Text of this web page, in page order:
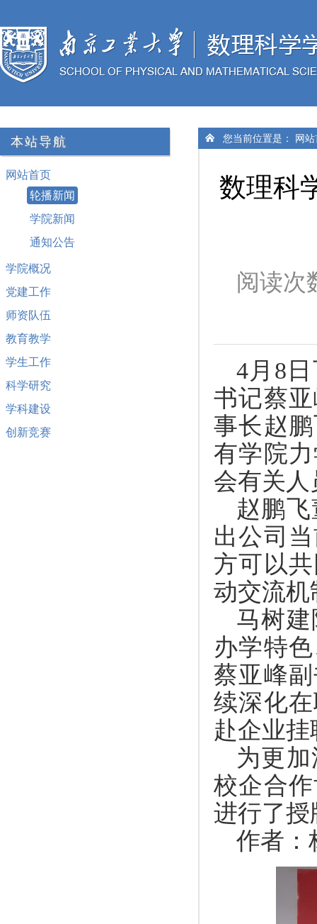
本站导航
网站首页
轮播新闻
学院新闻
通知公告
学院概况
党建工作
师资队伍
教育教学
学生工作
科学研究
学科建设
创新竞赛
您当前位置是： 网
数理科
阅读次
4月8
书记蔡
事长赵
有学院
会有关人
赵鹏
出公司
方可以
动交流机
马树
办学特
蔡亚峰
续深化
赴企业
为更
校企合
进行了授
作者：